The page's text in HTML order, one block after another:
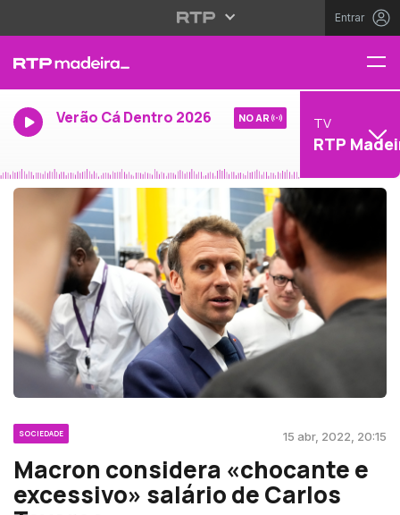
Entrar
Verão Cá Dentro 2026 NO AR TV
RTP
SOCIEDADE 15 abr, 2022, 20:15
Macron considera «chocante e
excessivo» salário de Carlos